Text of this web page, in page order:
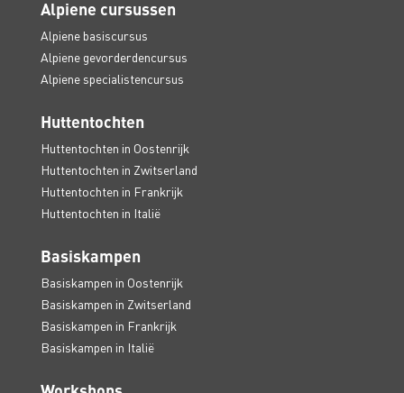
Alpiene cursussen
Alpiene basiscursus
Alpiene gevorderdencursus
Alpiene specialistencursus
Huttentochten
Huttentochten in Oostenrijk
Huttentochten in Zwitserland
Huttentochten in Frankrijk
Huttentochten in Italië
Basiskampen
Basiskampen in Oostenrijk
Basiskampen in Zwitserland
Basiskampen in Frankrijk
Basiskampen in Italië